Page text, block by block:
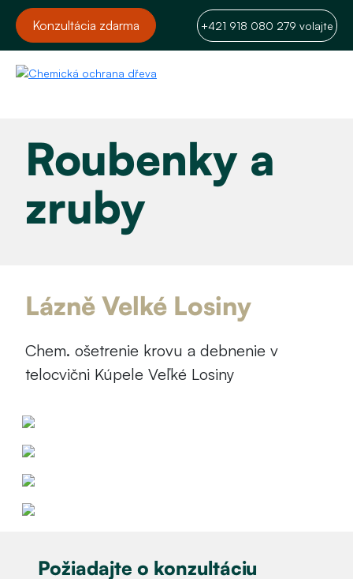
Konzultácia zdarma +421 918 080 279 volajte
Roubenky a
zruby
Lázně Velké Losiny
Chem. ošetrenie krovu a debnenie v
telocvični Kúpele Veľké Losiny
Požiadajte o konzultáciu